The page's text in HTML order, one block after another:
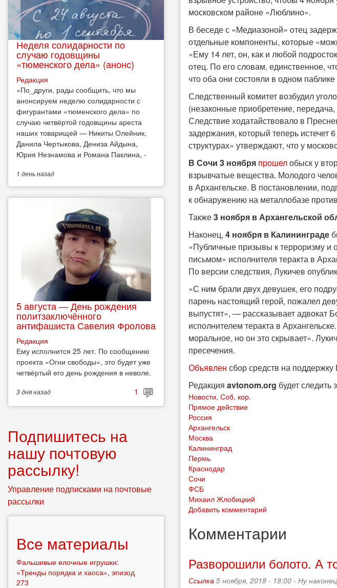
московском районе «Люблино».
В беседе с «Медиазоной» отец
отдельные компоненты, которые
«Ему 14 лет, он, как и любой
отец. По его словам, единственное,
что оба они состояли в одном
Следственный комитет возбудил
(незаконные приобретение,
Следствие ходатайствовало в
задержания, который теперь истечет
структурах» утверждают, что у
В Сочи 3 ноября прошелобыск у
взрывчатые вещества. Молодого
в Архангельске. В постановлении,
к обнаружению на металлобазе
Также3 ноября в Архангельской
Наконец, 4 ноября в Калининграде
«Публичные призывы к терроризму и
письмом» исполнителя теракта в
По версии следствия, Лукичев
«С ним брали двух девушек, его
парень настоящий герой, пожалел
выпустят», — рассказывает адвокат
исполнителем теракта в
моральное, но он это скрывает».
пресечения.
Объявлен сбор средств на
Редакция avtonom.org будет следить
Новости, Соб. кор.
Прямое действие
Россия
Архангельск
Москва
Калининград
Пермь
Краснодар
Сочи
ФСБ
Михаил Жлобицкий
Добавить комментарий
Комментарии
Разворошили болото. А
Ссылка 5 ноября, 2018 - 18:00 - Ну
Неделя солидарности по
случаю годовщины
«тюменского дела» (анонс)
Редакция
​«По_други, рады сообщить, что мы
анонсируем неделю солидарности с
фигурантами «тюменского дела» по
случаю четвёртой годовщины ареста
наших товарищей — Никиты Олейник,
Данила Чертыкова, Дениза Айдына,
Юрия Незнамова и Романа Паклина, -
1 деньназад
5 августа — День рождения
политзаключённого
антифашиста Савелия Фролова
Редакция
Ему исполнится 25 лет. По сообщению
проекта «Огни свободы», это будет уже
четвёртый его день рождения в неволе.
3 дняназад 1
Подпишитесь на
нашу почтовую
рассылку!
Управление подписками на почтовые
рассылки
Все материалы
Фальшивые елочные игрушки:
«Тренды порядка и хаоса», эпизод
273